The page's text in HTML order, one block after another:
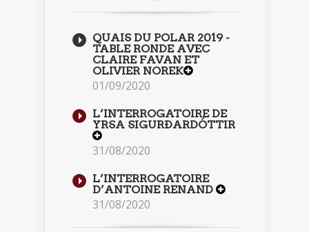
QUAIS DU POLAR 2019 -
TABLE RONDE AVEC
CLAIRE FAVAN ET
OLIVIER NOREK
01/09/2020
L’INTERROGATOIRE DE
YRSA SIGURÐARDÓTTIR
31/08/2020
L’INTERROGATOIRE
D’ANTOINE RENAND
31/08/2020